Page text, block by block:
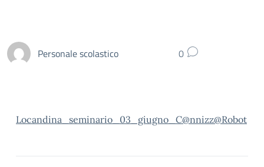
Personale scolastico 0
Locandina_seminario_03_giugno_C@nnizz@Robot